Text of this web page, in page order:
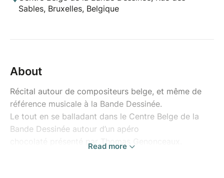
Sables, Bruxelles, Belgique
About
Récital autour de compositeurs belge, et même de
référence musicale à la Bande Dessinée.
Le tout en se balladant dans le Centre Belge de la
Bande Dessinée autour d’un apéro
chocolaté présenté par Thomas Genonceaux.
Read more